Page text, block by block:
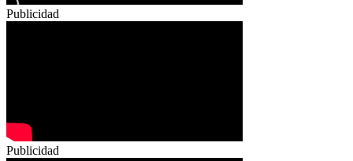
Publicidad
Publicidad